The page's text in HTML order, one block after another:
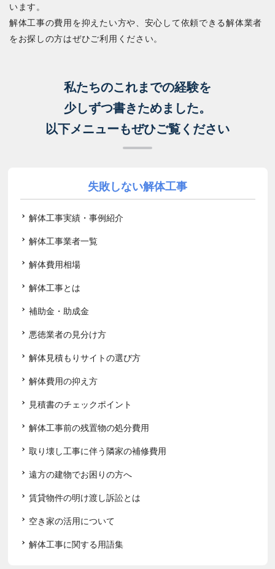
います。
解体工事の費用を抑えたい方や、安心して依頼できる解体業者
をお探しの方はぜひご利用ください。
私たちのこれまでの経験を
少しずつ書きためました。
以下メニューもぜひご覧ください
失敗しない解体工事
解体工事実績・事例紹介
解体工事業者一覧
解体費用相場
解体工事とは
補助金・助成金
悪徳業者の見分け方
解体見積もりサイトの選び方
解体費用の抑え方
見積書のチェックポイント
解体工事前の残置物の処分費用
取り壊し工事に伴う隣家の補修費用
遠方の建物でお困りの方へ
賃貸物件の明け渡し訴訟とは
空き家の活用について
解体工事に関する用語集